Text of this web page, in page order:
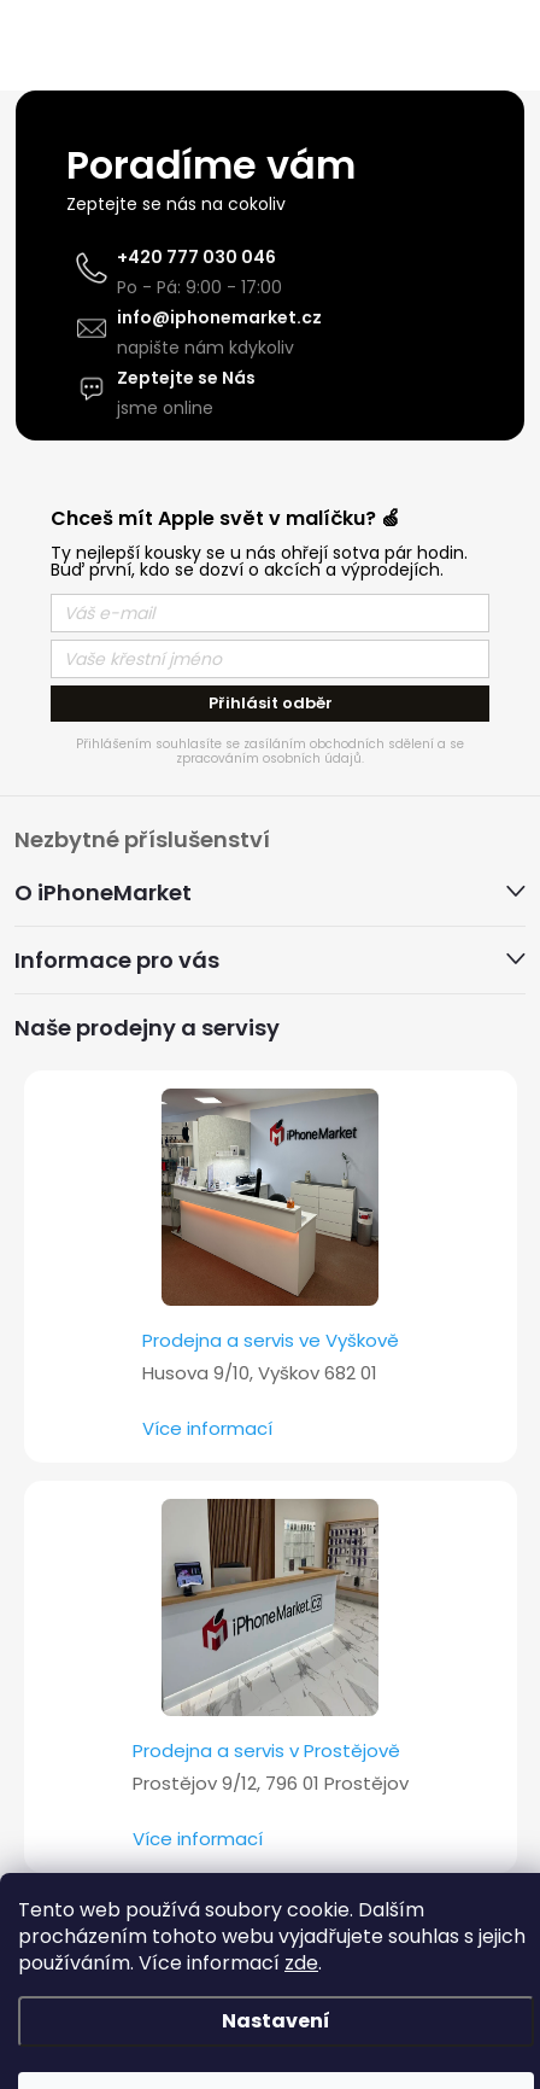
Tento web používá soubory cookie. Dalším
procházením tohoto webu vyjadřujete souhlas s jejich
používáním. Více informací zde.
Nastavení
Poradíme vám
Zeptejte se nás na cokoliv
+420 777 030 046
Po - Pá: 9:00 - 17:00
info@iphonemarket.cz
napište nám kdykoliv
Zeptejte se Nás
jsme online
Chceš mít Apple svět v malíčku? 🍏
Ty nejlepší kousky se u nás ohřejí sotva pár hodin.
Buď první, kdo se dozví o akcích a výprodejích.
Přihlásit odběr
Přihlášením souhlasíte se zasíláním obchodních sdělení a se
zpracováním osobních údajů.
Z
á
p
a
O iPhoneMarket
Informace pro vás
Naše prodejny a servisy
Prodejna a servis ve Vyškově
Husova 9/10, Vyškov 682 01
Více informací
Prodejna a servis v Prostějově
Prostějov 9/12, 796 01 Prostějov
Více informací
Nezbytné příslušenství
Copyright 2026iPhoneMarket.cz. Všechna práva vyhrazena.